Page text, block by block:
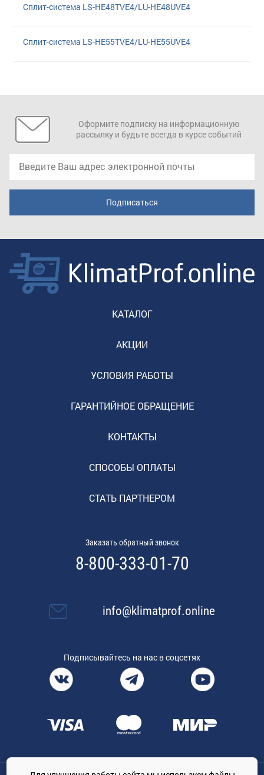
Сплит-система LS-HE48TVE4/LU-HE48UVE4
Сплит-система LS-HE55TVE4/LU-HE55UVE4
Оформите подписку на информационную
рассылку и будьте всегда в курсе событий
КАТАЛОГ
АКЦИИ
УСЛОВИЯ РАБОТЫ
ГАРАНТИЙНОЕ ОБРАЩЕНИЕ
КОНТАКТЫ
СПОСОБЫ ОПЛАТЫ
СТАТЬ ПАРТНЕРОМ
Заказать обратный звонок
8-800-333-01-70
info@klimatprof.online
Подписывайтесь на нас в соцсетях